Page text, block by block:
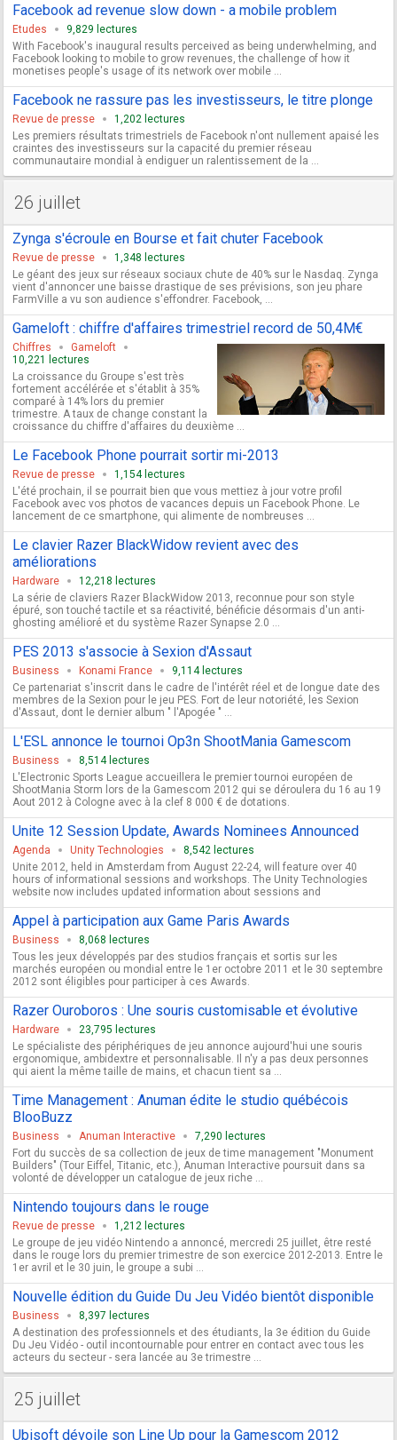
Facebook ad revenue slow down - a mobile problem
Etudes
9,829 lectures
With Facebook's inaugural results perceived as being underwhelming, and
Facebook looking to mobile to grow revenues, the challenge of how it
monetises people's usage of its network over mobile ...
Facebook ne rassure pas les investisseurs, le titre plonge
Revue de presse
1,202 lectures
Les premiers résultats trimestriels de Facebook n'ont nullement apaisé les
craintes des investisseurs sur la capacité du premier réseau
communautaire mondial à endiguer un ralentissement de la ...
26 juillet
Zynga s'écroule en Bourse et fait chuter Facebook
Revue de presse
1,348 lectures
Le géant des jeux sur réseaux sociaux chute de 40% sur le Nasdaq. Zynga
vient d'annoncer une baisse drastique de ses prévisions, son jeu phare
FarmVille a vu son audience s'effondrer. Facebook, ...
Gameloft : chiffre d'affaires trimestriel record de 50,4M€
Chiffres
Gameloft
10,221 lectures
La croissance du Groupe s'est très
fortement accélérée et s'établit à 35%
comparé à 14% lors du premier
trimestre. A taux de change constant la
croissance du chiffre d'affaires du deuxième ...
Le Facebook Phone pourrait sortir mi-2013
Revue de presse
1,154 lectures
L'été prochain, il se pourrait bien que vous mettiez à jour votre profil
Facebook avec vos photos de vacances depuis un Facebook Phone. Le
lancement de ce smartphone, qui alimente de nombreuses ...
Le clavier Razer BlackWidow revient avec des
améliorations
Hardware
12,218 lectures
La série de claviers Razer BlackWidow 2013, reconnue pour son style
épuré, son touché tactile et sa réactivité, bénéficie désormais d'un anti-
ghosting amélioré et du système Razer Synapse 2.0 ...
PES 2013 s'associe à Sexion d'Assaut
Business Konami France
9,114 lectures
Ce partenariat s'inscrit dans le cadre de l'intérêt réel et de longue date des
membres de la Sexion pour le jeu PES. Fort de leur notoriété, les Sexion
d'Assaut, dont le dernier album " l'Apogée " ...
L'ESL annonce le tournoi Op3n ShootMania Gamescom
Business
8,514 lectures
L'Electronic Sports League accueillera le premier tournoi européen de
ShootMania Storm lors de la Gamescom 2012 qui se déroulera du 16 au 19
Aout 2012 à Cologne avec à la clef 8 000 € de dotations.
Unite 12 Session Update, Awards Nominees Announced
Agenda Unity Technologies
8,542 lectures
Unite 2012, held in Amsterdam from August 22-24, will feature over 40
hours of informational sessions and workshops. The Unity Technologies
website now includes updated information about sessions and
Appel à participation aux Game Paris Awards
Business
8,068 lectures
Tous les jeux développés par des studios français et sortis sur les
marchés européen ou mondial entre le 1er octobre 2011 et le 30 septembre
2012 sont éligibles pour participer à ces Awards.
Razer Ouroboros : Une souris customisable et évolutive
Hardware
23,795 lectures
Le spécialiste des périphériques de jeu annonce aujourd'hui une souris
ergonomique, ambidextre et personnalisable. Il n'y a pas deux personnes
qui aient la même taille de mains, et chacun tient sa ...
Time Management : Anuman édite le studio québécois
BlooBuzz
Business Anuman Interactive
7,290 lectures
Fort du succès de sa collection de jeux de time management "Monument
Builders" (Tour Eiffel, Titanic, etc.), Anuman Interactive poursuit dans sa
volonté de développer un catalogue de jeux riche ...
Nintendo toujours dans le rouge
Revue de presse
1,212 lectures
Le groupe de jeu vidéo Nintendo a annoncé, mercredi 25 juillet, être resté
dans le rouge lors du premier trimestre de son exercice 2012-2013. Entre le
1er avril et le 30 juin, le groupe a subi ...
Nouvelle édition du Guide Du Jeu Vidéo bientôt disponible
Business
8,397 lectures
A destination des professionnels et des étudiants, la 3e édition du Guide
Du Jeu Vidéo - outil incontournable pour entrer en contact avec tous les
acteurs du secteur - sera lancée au 3e trimestre ...
25 juillet
Ubisoft dévoile son Line Up pour la Gamescom 2012